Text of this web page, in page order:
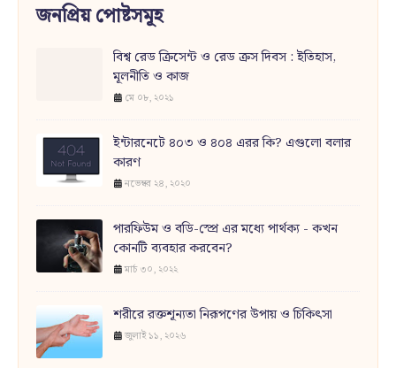
জনপ্রিয় পোষ্টসমূহ
বিশ্ব রেড ক্রিসেন্ট ও রেড ক্রস দিবস : ইতিহাস,
মূলনীতি ও কাজ
মে ০৮, ২০২১
ইন্টারনেটে ৪০৩ ও ৪০৪ এরর কি? এগুলো বলার
কারণ
নভেম্বর ২৪, ২০২০
পারফিউম ও বডি-স্প্রে এর মধ্যে পার্থক্য - কখন
কোনটি ব্যবহার করবেন?
মার্চ ৩০, ২০২২
শরীরে রক্তশূন্যতা নিরূপণের উপায় ও চিকিৎসা
জুলাই ১১, ২০২৬